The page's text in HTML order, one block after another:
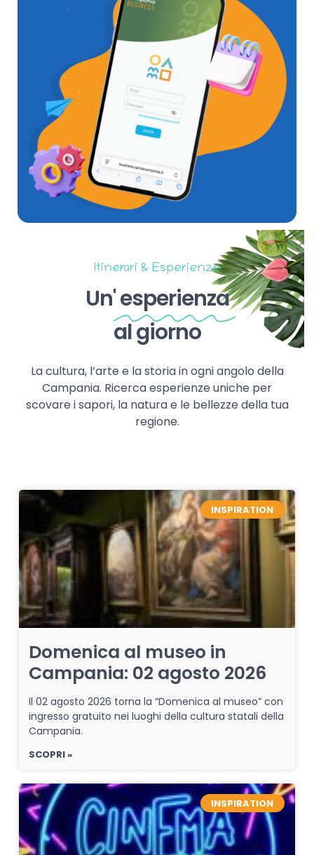
Itinerari & Esperienze
Un'esperienza
al giorno
La cultura, l’arte e la storia in ogni angolo della
Campania. Ricerca esperienze uniche per
scovare i sapori, la natura e le bellezze della tua
regione.
INSPIRATION
Domenica al museo in
Campania: 02 agosto 2026
Il 02 agosto 2026 torna la “Domenica al museo” con
ingresso gratuito nei luoghi della cultura statali della
Campania.
SCOPRI »
INSPIRATION